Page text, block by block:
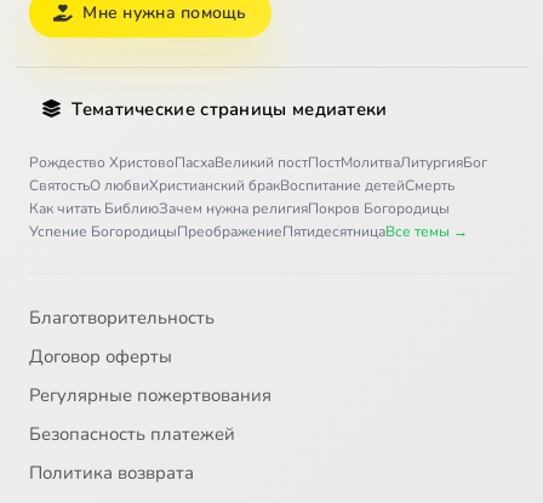
Мне нужна помощь
Тематические страницы медиатеки
Рождество ХристовоПасхаВеликий постПостМолитваЛитургияБог
СвятостьО любвиХристианский бракВоспитание детейСмерть
Как читать БиблиюЗачем нужна религияПокров Богородицы
Успение БогородицыПреображениеПятидесятницаВсе темы →
Благотворительность
Договор оферты
Регулярные пожертвования
Безопасность платежей
Политика возврата